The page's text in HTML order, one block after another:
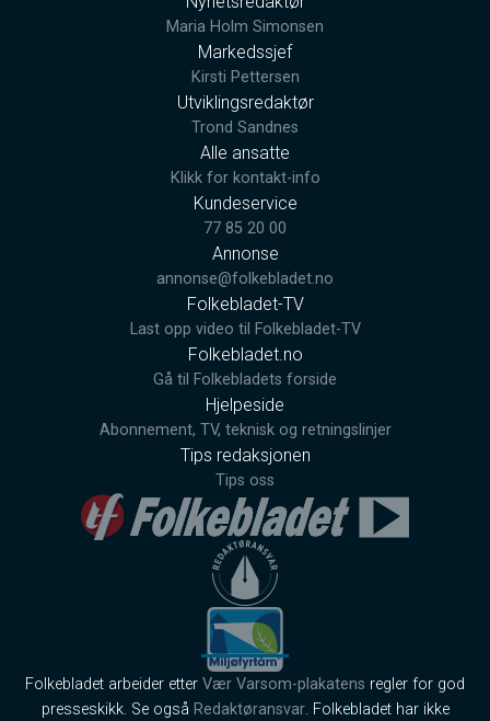
Maria Holm Simonsen
Markedssjef
Kirsti Pettersen
Utviklingsredaktør
Trond Sandnes
Alle ansatte
Klikk for kontakt-info
Kundeservice
77 85 20 00
Annonse
annonse@folkebladet.no
Folkebladet-TV
Last opp video til Folkebladet-TV
Folkebladet.no
Gå til Folkebladets forside
Hjelpeside
Abonnement, TV, teknisk og retningslinjer
Tips redaksjonen
Tips oss
Folkebladet arbeider etter Vær Varsom-plakatens regler for god
presseskikk. Se også Redaktøransvar. Folkebladet har ikke